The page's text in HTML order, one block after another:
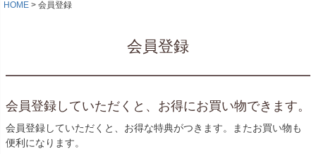
HOME 会員登録
会員登録
会員登録していただくと、お得にお買い物できます。
会員登録していただくと、お得な特典がつきます。またお買い物も
便利になります。